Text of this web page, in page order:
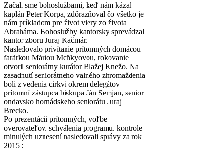
Začali sme bohoslužbami, keď nám kázal
kaplán Peter Korpa, zdôrazňoval čo všetko je
nám príkladom pre život viery zo života
Abraháma. Bohoslužby kantorsky sprevádzal
kantor zboru Juraj Kačmár.
Nasledovalo privítanie prítomných domácou
farárkou Máriou Meňkyovou, rokovanie
otvoril seniorátny kurátor Blažej Knežo. Na
zasadnutí seniorátneho valného zhromaždenia
boli z vedenia cirkvi okrem delegátov
prítomní zástupca biskupa Ján Semjan, senior
ondavsko hornádskeho seniorátu Juraj
Brecko.
Po prezentácii prítomných, voľbe
overovateľov, schválenia programu, kontrole
minulých uznesení nasledovali správy za rok
2015 :